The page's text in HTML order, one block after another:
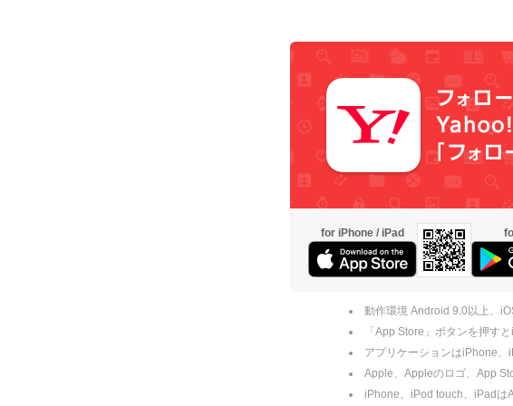
for iPhone / iPad
動作環境 Android 9.0以上、
「App Store」ボタンを押す
アプリケーションはiPhone
Apple、Appleのロゴ、App
iPhone、iPod touch、iPadは